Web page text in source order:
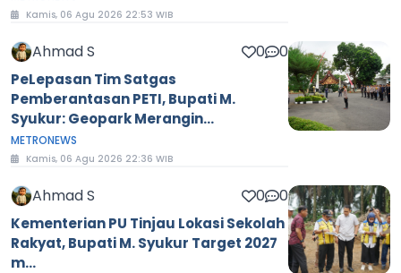
Kamis, 06 Agu 2026 22:53 WIB
Ahmad S 0 0
PeLepasan Tim Satgas
Pemberantasan PETI, Bupati M.
Syukur: Geopark Merangin...
METRONEWS
Kamis, 06 Agu 2026 22:36 WIB
Ahmad S 0 0
Kementerian PU Tinjau Lokasi Sekolah
Rakyat, Bupati M. Syukur Target 2027
m...